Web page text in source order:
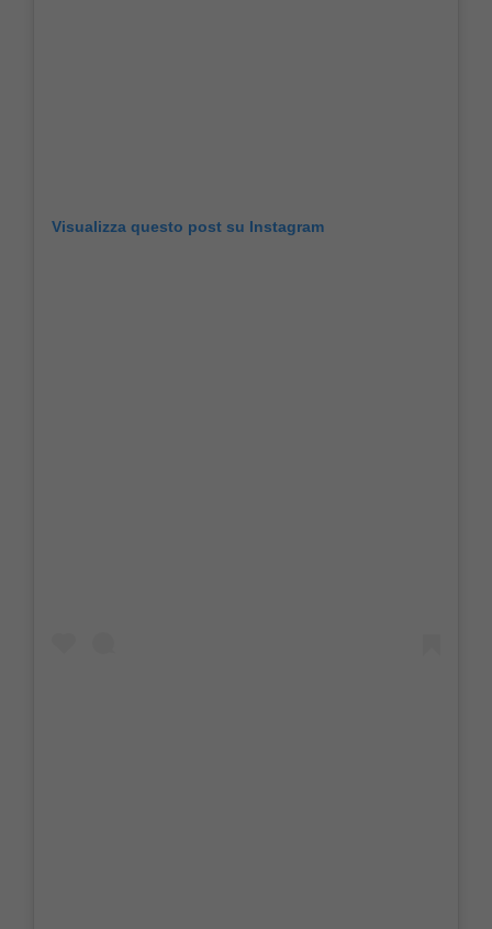
Visualizza questo post su Instagram